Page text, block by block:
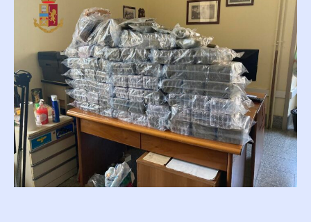
177
chili
di
droga
tra
hashish,
cocaina
e
marijuana:
arrestato
46enne